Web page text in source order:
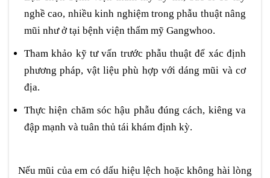
nghề cao, nhiều kinh nghiệm trong phẫu thuật nâng
mũi như ở tại bệnh viện thẩm mỹ Gangwhoo.
Tham khảo kỹ tư vấn trước phẫu thuật để xác định
phương pháp, vật liệu phù hợp với dáng mũi và cơ
địa.
Thực hiện chăm sóc hậu phẫu đúng cách, kiêng va
đập mạnh và tuân thủ tái khám định kỳ.
Nếu mũi của em có dấu hiệu lệch hoặc không hài lòng